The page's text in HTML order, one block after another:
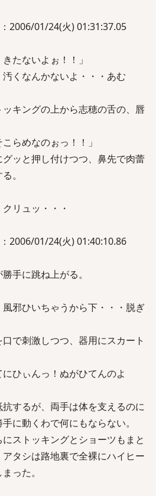
2006/01/24(火) 01:31:37.05
たないよぉ！！」
くなんかないよ・・・あむ
キングの上から志穂の舌の、唇
らめなのぉっ！！」
ッと押し付けつつ、鼻先で肉蕾
。
リュッ・・・
2006/01/24(火) 01:40:10.86
手に跳ね上がる。
邪ひいちゃうから下・・・脱ぎ
で刺激しつつ、器用にスカート
ひぃんっ！ぬがひてんのよ
するが、両手は体を支えるのに
に動くわで何にもならない。
ストッキングとショーツもまと
タシは路地裏で全裸にハイヒー
った。